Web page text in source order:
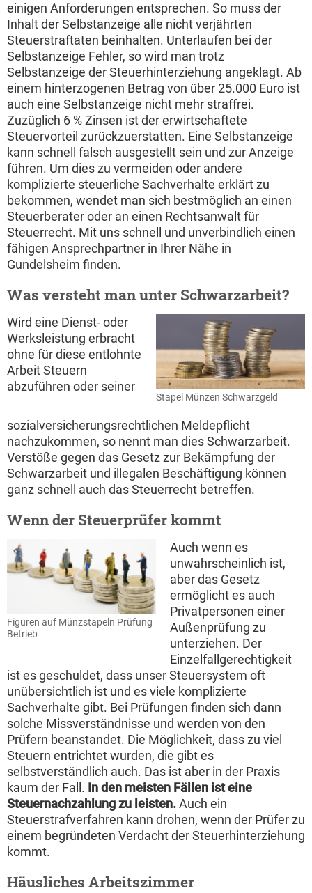
einigen Anforderungen entsprechen. So muss der
Inhalt der Selbstanzeige alle nicht verjährten
Steuerstraftaten beinhalten. Unterlaufen bei der
Selbstanzeige Fehler, so wird man trotz
Selbstanzeige der Steuerhinterziehung angeklagt. Ab
einem hinterzogenen Betrag von über 25.000 Euro ist
auch eine Selbstanzeige nicht mehr straffrei.
Zuzüglich 6 % Zinsen ist der erwirtschaftete
Steuervorteil zurückzuerstatten. Eine Selbstanzeige
kann schnell falsch ausgestellt sein und zur Anzeige
führen. Um dies zu vermeiden oder andere
komplizierte steuerliche Sachverhalte erklärt zu
bekommen, wendet man sich bestmöglich an einen
Steuerberater oder an einen Rechtsanwalt für
Steuerrecht. Mit uns schnell und unverbindlich einen
fähigen Ansprechpartner in Ihrer Nähe in
Gundelsheim finden.
Was versteht man unter Schwarzarbeit?
Stapel Münzen Schwarzgeld
Wird eine Dienst- oder
Werksleistung erbracht
ohne für diese entlohnte
Arbeit Steuern
abzuführen oder seiner
sozialversicherungsrechtlichen Meldepflicht
nachzukommen, so nennt man dies Schwarzarbeit.
Verstöße gegen das Gesetz zur Bekämpfung der
Schwarzarbeit und illegalen Beschäftigung können
ganz schnell auch das Steuerrecht betreffen.
Wenn der Steuerprüfer kommt
Figuren auf Münzstapeln Prüfung
Betrieb
Auch wenn es
unwahrscheinlich ist,
aber das Gesetz
ermöglicht es auch
Privatpersonen einer
Außenprüfung zu
unterziehen. Der
Einzelfallgerechtigkeit
ist es geschuldet, dass unser Steuersystem oft
unübersichtlich ist und es viele komplizierte
Sachverhalte gibt. Bei Prüfungen finden sich dann
solche Missverständnisse und werden von den
Prüfern beanstandet. Die Möglichkeit, dass zu viel
Steuern entrichtet wurden, die gibt es
selbstverständlich auch. Das ist aber in der Praxis
kaum der Fall. In den meisten Fällen ist eine
Steuernachzahlung zu leisten.Auch ein
Steuerstrafverfahren kann drohen, wenn der Prüfer zu
einem begründeten Verdacht der Steuerhinterziehung
kommt.
Häusliches Arbeitszimmer